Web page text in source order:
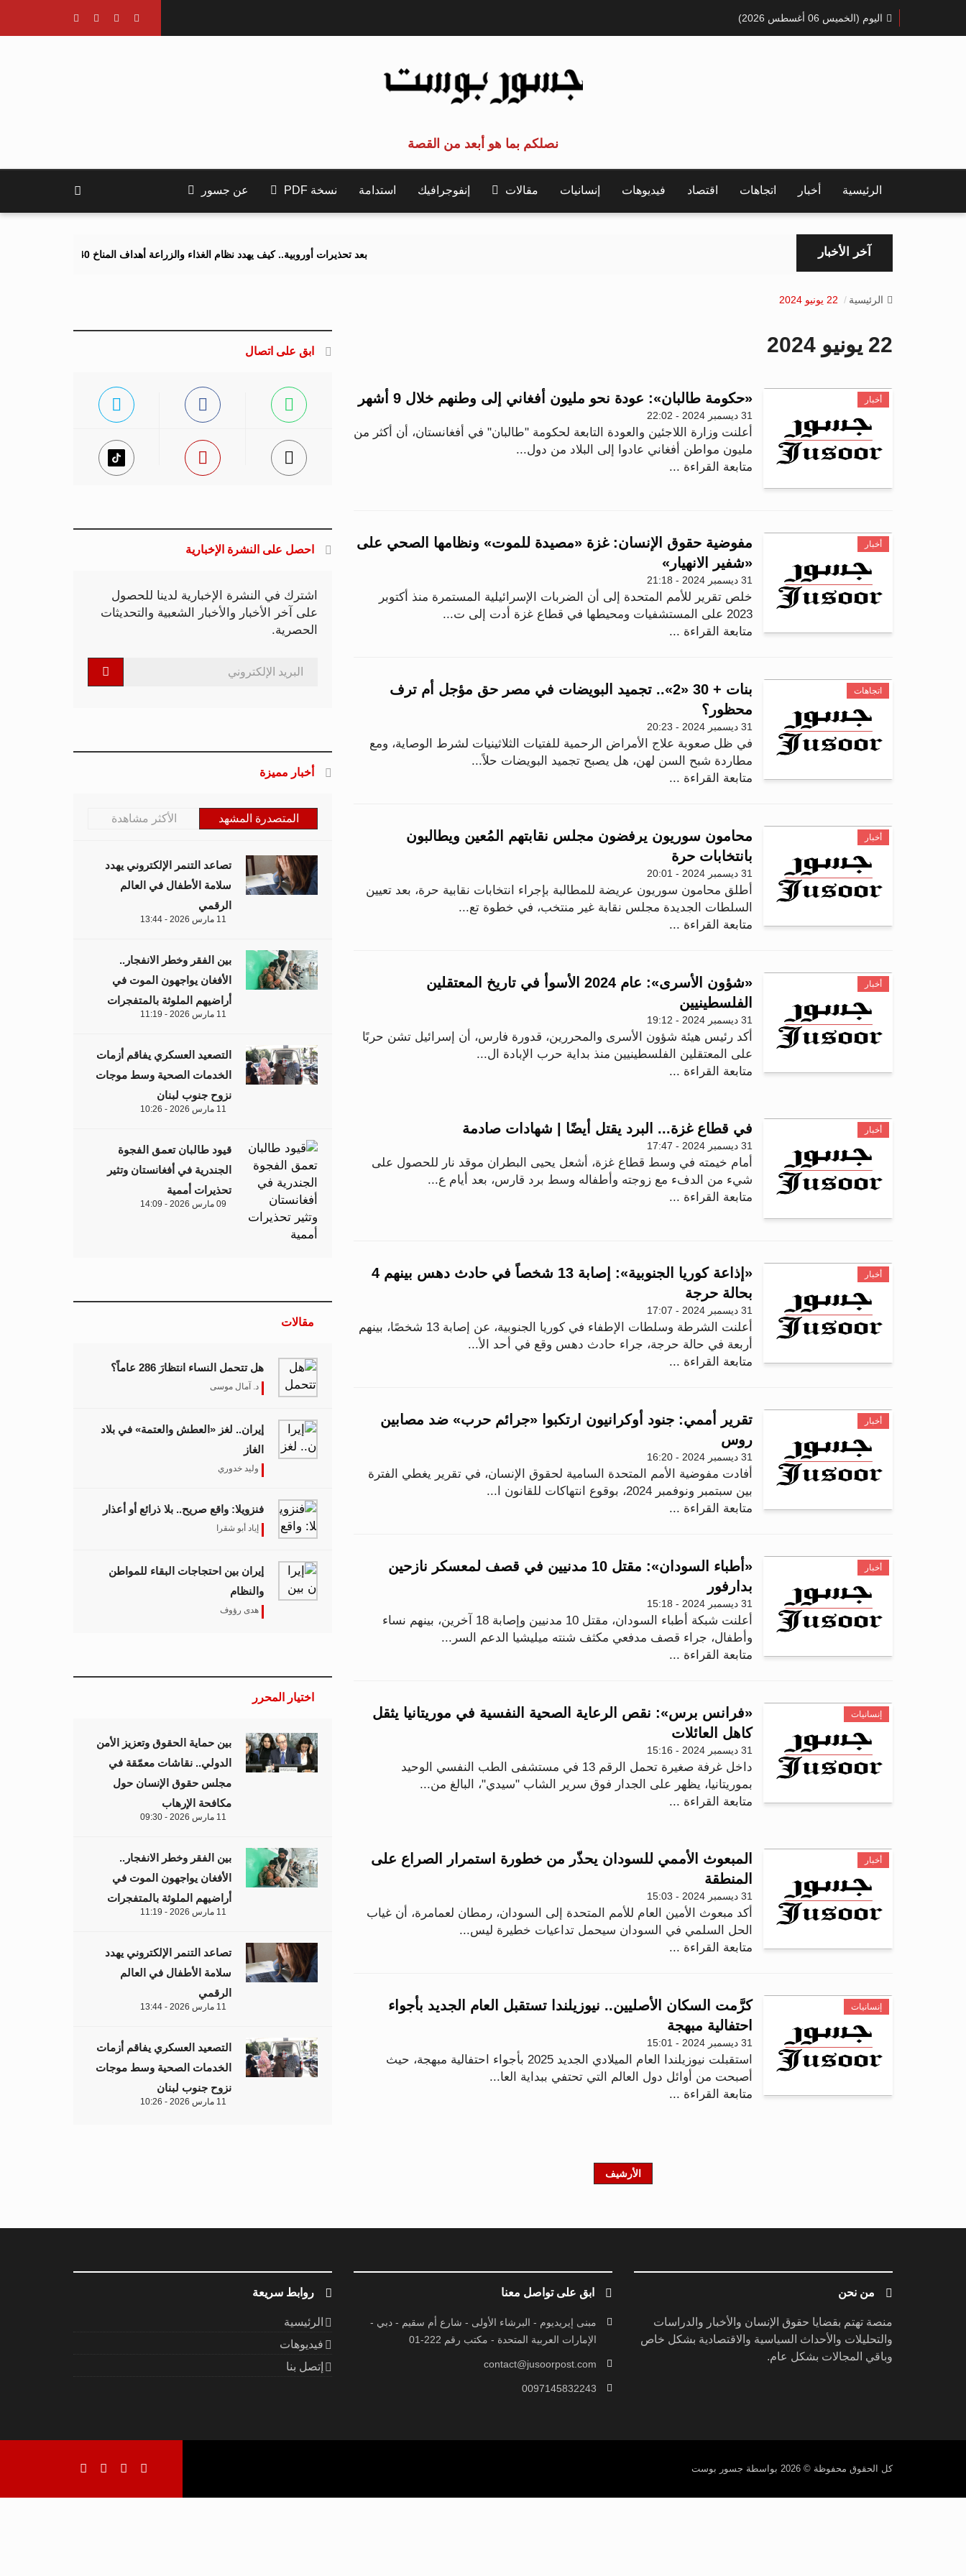
اليوم (الخميس 06 أغسطس 2026)
نصلكم بما هو أبعد من القصة
الرئيسية أخبار اتجاهات اقتصاد فيديوهات إنسانيات مقالات إنفوجرافيك استدامة نسخة PDF عن جسور
آخر الأخبار بعد تحذيرات أوروبية.. كيف يهدد نظام الغذاء والزراعة أهداف المناخ 2040 و2050؟
الرئيسية 22 يونيو 2024
22 يونيو 2024
أخبار «حكومة طالبان»: عودة نحو مليون أفغاني إلى وطنهم خلال 9 أشهر
31 ديسمبر 2024 - 22:02
أعلنت وزارة اللاجئين والعودة التابعة لحكومة "طالبان" في أفغانستان، أن أكثر من
مليون مواطن أفغاني عادوا إلى البلاد من دول...
متابعة القراءة ...
أخبار
مفوضية حقوق الإنسان: غزة «مصيدة للموت» ونظامها الصحي على
«شفير الانهيار»
31 ديسمبر 2024 - 21:18
خلص تقرير للأمم المتحدة إلى أن الضربات الإسرائيلية المستمرة منذ أكتوبر
2023 على المستشفيات ومحيطها في قطاع غزة أدت إلى ت...
متابعة القراءة ...
اتجاهات
بنات + 30 «2».. تجميد البويضات في مصر حق مؤجل أم ترف
محظور؟
31 ديسمبر 2024 - 20:23
في ظل صعوبة علاج الأمراض الرحمية للفتيات الثلاثينيات لشرط الوصاية، ومع
مطاردة شبح السن لهن، هل يصبح تجميد البويضات حلاً...
متابعة القراءة ...
أخبار
محامون سوريون يرفضون مجلس نقابتهم المُعين ويطالبون
بانتخابات حرة
31 ديسمبر 2024 - 20:01
أطلق محامون سوريون عريضة للمطالبة بإجراء انتخابات نقابية حرة، بعد تعيين
السلطات الجديدة مجلس نقابة غير منتخب، في خطوة تع...
متابعة القراءة ...
أخبار
«شؤون الأسرى»: عام 2024 الأسوأ في تاريخ المعتقلين
الفلسطينيين
31 ديسمبر 2024 - 19:12
أكد رئيس هيئة شؤون الأسرى والمحررين، قدورة فارس، أن إسرائيل تشن حربًا
على المعتقلين الفلسطينيين منذ بداية حرب الإبادة ال...
متابعة القراءة ...
أخبار في قطاع غزة... البرد يقتل أيضًا | شهادات صادمة
31 ديسمبر 2024 - 17:47
أمام خيمته في وسط قطاع غزة، أشعل يحيى البطران موقد نار للحصول على
شيء من الدفء مع زوجته وأطفاله وسط برد قارس، بعد أيام ع...
متابعة القراءة ...
أخبار
«إذاعة كوريا الجنوبية»: إصابة 13 شخصاً في حادث دهس بينهم 4
بحالة حرجة
31 ديسمبر 2024 - 17:07
أعلنت الشرطة وسلطات الإطفاء في كوريا الجنوبية، عن إصابة 13 شخصًا، بينهم
أربعة في حالة حرجة، جراء حادث دهس وقع في أحد الأ...
متابعة القراءة ...
أخبار
تقرير أممي: جنود أوكرانيون ارتكبوا «جرائم حرب» ضد مصابين
روس
31 ديسمبر 2024 - 16:20
أفادت مفوضية الأمم المتحدة السامية لحقوق الإنسان، في تقرير يغطي الفترة
بين سبتمبر ونوفمبر 2024، بوقوع انتهاكات للقانون ا...
متابعة القراءة ...
أخبار
«أطباء السودان»: مقتل 10 مدنيين في قصف لمعسكر نازحين
بدارفور
31 ديسمبر 2024 - 15:18
أعلنت شبكة أطباء السودان، مقتل 10 مدنيين وإصابة 18 آخرين، بينهم نساء
وأطفال، جراء قصف مدفعي مكثف شنته ميليشيا الدعم السر...
متابعة القراءة ...
إنسانيات
«فرانس برس»: نقص الرعاية الصحية النفسية في موريتانيا يثقل
كاهل العائلات
31 ديسمبر 2024 - 15:16
داخل غرفة صغيرة تحمل الرقم 13 في مستشفى الطب النفسي الوحيد
بموريتانيا، يظهر على الجدار فوق سرير الشاب "سيدي"، البالغ من...
متابعة القراءة ...
أخبار
المبعوث الأممي للسودان يحذّر من خطورة استمرار الصراع على
المنطقة
31 ديسمبر 2024 - 15:03
أكد مبعوث الأمين العام للأمم المتحدة إلى السودان، رمطان لعمامرة، أن غياب
الحل السلمي في السودان سيحمل تداعيات خطيرة ليس...
متابعة القراءة ...
إنسانيات
كرَّمت السكان الأصليين.. نيوزيلندا تستقبل العام الجديد بأجواء
احتفالية مبهجة
31 ديسمبر 2024 - 15:01
استقبلت نيوزيلندا العام الميلادي الجديد 2025 بأجواء احتفالية مبهجة، حيث
أصبحت من أوائل دول العالم التي تحتفي ببداية العا...
متابعة القراءة ...
الأرشيف
ابق على اتصال
احصل على النشرة الإخبارية
اشترك في النشرة الإخبارية لدينا للحصول
على آخر الأخبار والأخبار الشعبية والتحديثات
الحصرية.
أخبار مميزة
المتصدرة المشهد الأكثر مشاهدة
تصاعد التنمر الإلكتروني يهدد
سلامة الأطفال في العالم
الرقمي
11 مارس 2026 - 13:44
بين الفقر وخطر الانفجار..
الأفغان يواجهون الموت في
أراضيهم الملوثة بالمتفجرات
11 مارس 2026 - 11:19
التصعيد العسكري يفاقم أزمات
الخدمات الصحية وسط موجات
نزوح جنوب لبنان
11 مارس 2026 - 10:26
قيود طالبان تعمق الفجوة
الجندرية في أفغانستان وتثير
تحذيرات أممية
09 مارس 2026 - 14:09
مقالات
هل تتحمل النساء انتظارَ 286 عاماً؟
د. آمال موسى
إيران.. لغز «العطش والعتمة» في بلاد
الغاز
وليد خدوري
فنزويلا: واقع صريح.. بلا ذرائع أو أعذار
إياد أبو شقرا
إيران بين احتجاجات البقاء للمواطن
والنظام
هدى رؤوف
اختيار المحرر
بين حماية الحقوق وتعزيز الأمن
الدولي.. نقاشات معمّقة في
مجلس حقوق الإنسان حول
مكافحة الإرهاب
11 مارس 2026 - 09:30
بين الفقر وخطر الانفجار..
الأفغان يواجهون الموت في
أراضيهم الملوثة بالمتفجرات
11 مارس 2026 - 11:19
تصاعد التنمر الإلكتروني يهدد
سلامة الأطفال في العالم
الرقمي
11 مارس 2026 - 13:44
التصعيد العسكري يفاقم أزمات
الخدمات الصحية وسط موجات
نزوح جنوب لبنان
11 مارس 2026 - 10:26
من نحن
منصة تهتم بقضايا حقوق الإنسان والأخبار والدراسات
والتحليلات والأحداث السياسية والاقتصادية بشكل خاص
وباقي المجالات بشكل عام.
ابق على تواصل معنا
مبنى إيريديوم - البرشاء الأولى - شارع أم سقيم - دبي -
الإمارات العربية المتحدة - مكتب رقم 222-01
contact@jusoorpost.com
0097145832243
روابط سريعة
الرئيسية
فيديوهات
إتصل بنا
كل الحقوق محفوظة © 2026 بواسطة جسور بوست